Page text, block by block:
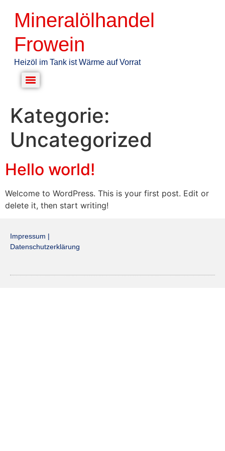
Mineralölhandel
Frowein
Heizöl im Tank ist Wärme auf Vorrat
Kategorie:
Uncategorized
Hello world!
Welcome to WordPress. This is your first post. Edit or
delete it, then start writing!
Impressum |
Datenschutzerklärung